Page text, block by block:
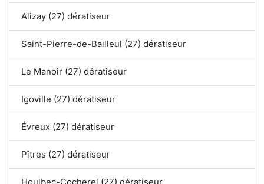
Alizay (27) dératiseur
Saint-Pierre-de-Bailleul (27) dératiseur
Le Manoir (27) dératiseur
Igoville (27) dératiseur
Évreux (27) dératiseur
Pîtres (27) dératiseur